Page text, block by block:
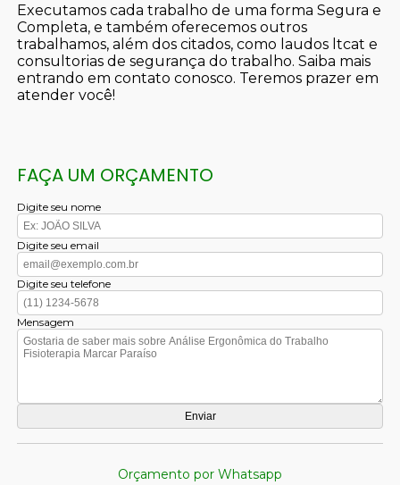
Executamos cada trabalho de uma forma Segura e
Completa, e também oferecemos outros
trabalhamos, além dos citados, como laudos ltcat e
consultorias de segurança do trabalho. Saiba mais
entrando em contato conosco. Teremos prazer em
atender você!
FAÇA UM ORÇAMENTO
Digite seu nome
Digite seu email
Digite seu telefone
Mensagem
Orçamento por Whatsapp